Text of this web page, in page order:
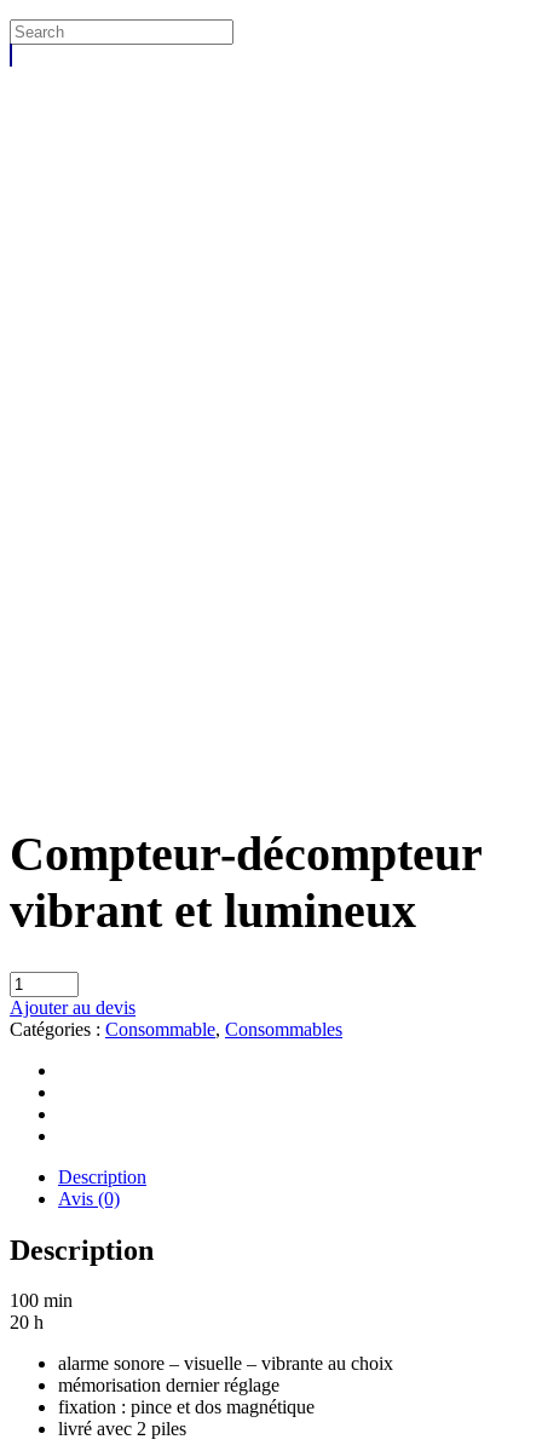
Compteur-décompteur
vibrant et lumineux
Ajouter au devis
Catégories : Consommable, Consommables
Description
Avis (0)
Description
100 min
20 h
alarme sonore – visuelle – vibrante au choix
mémorisation dernier réglage
fixation : pince et dos magnétique
livré avec 2 piles